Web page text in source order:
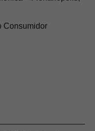
Consumidor